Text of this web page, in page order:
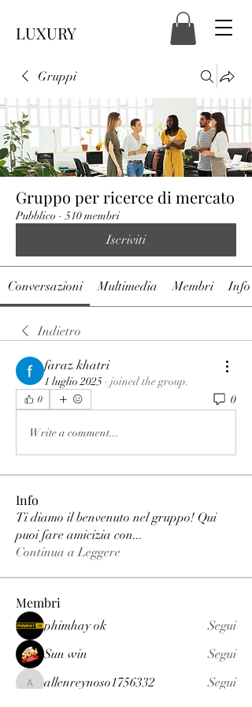
LUXURY
Gruppi
Gruppo per ricerce di mercato
Pubblico · 510 membri
Iscriviti
Conversazioni Multimedia Membri Info
Indietro
faraz khatri
1 luglio 2025 · joined the group.
0 0
Write a comment...
Info
Ti diamo il benvenuto nel gruppo! Qui
puoi fare amicizia con...
Continua a Leggere
Membri
phimhay ok
Segui
Sun win
Segui
allenreynoso1756332
allenreynoso1756332
Segui